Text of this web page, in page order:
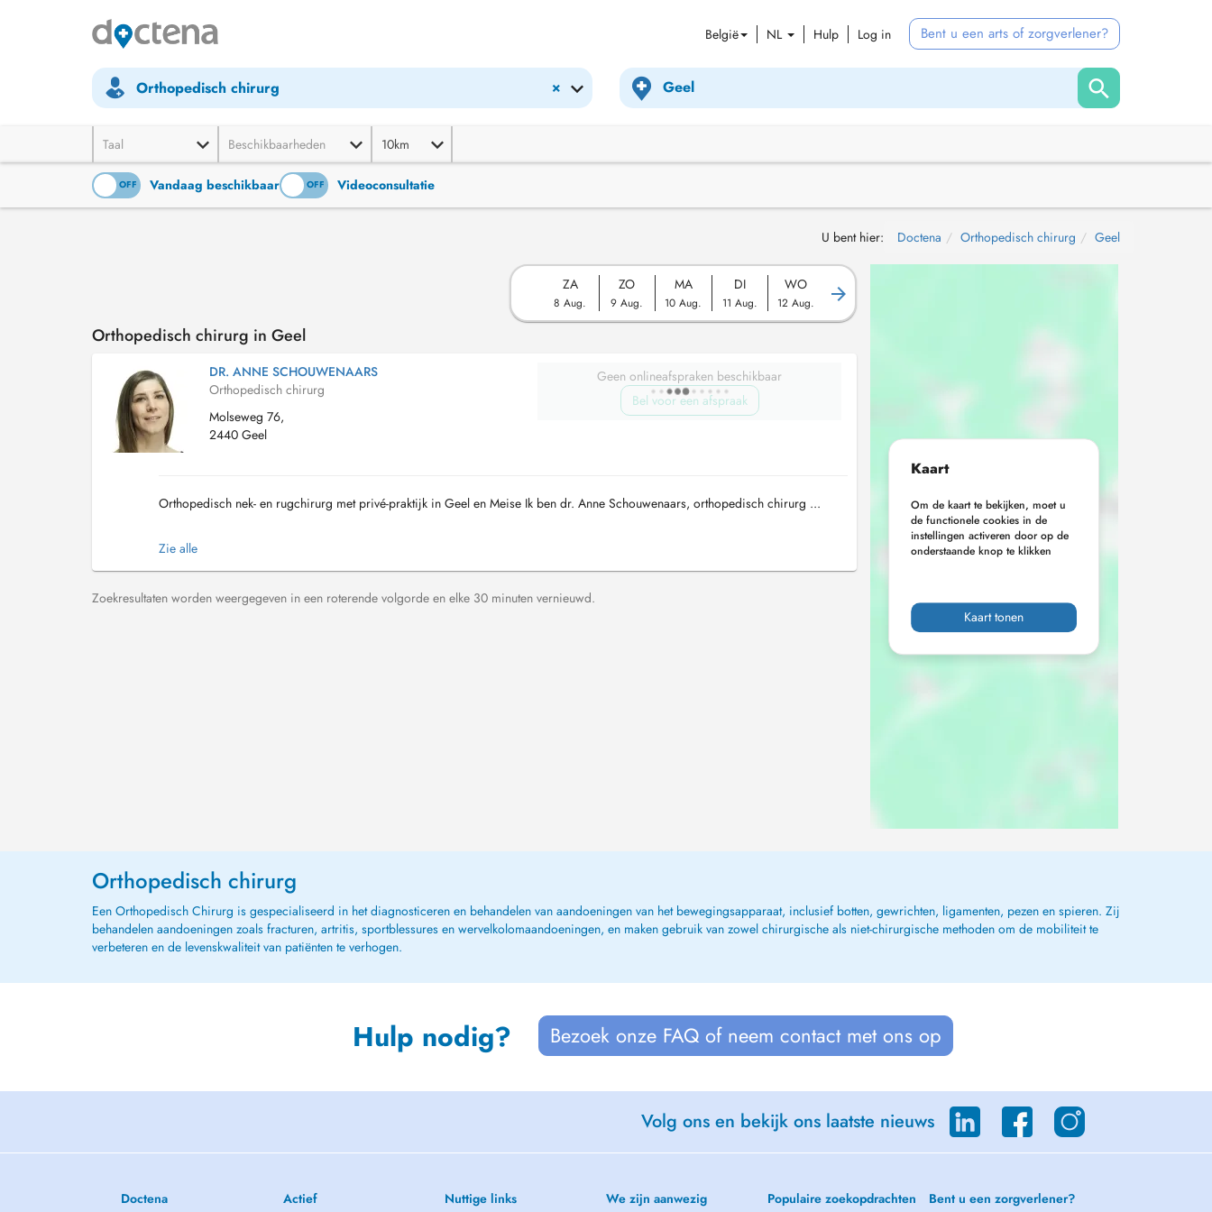
België NL Hulp Log in Bent u een arts of zorgverlener?
×
Orthopedisch chirurg
Taal Beschikbaarheden 10km
OFF Vandaag beschikbaar
ON OFF Videoconsultatie
U bent hier: Doctena Orthopedisch chirurg Geel
ZA
8 Aug.
ZO
9 Aug.
MA
10 Aug.
DI
11 Aug.
WO
12 Aug.
Orthopedisch chirurg in Geel
DR. ANNE SCHOUWENAARS
Orthopedisch chirurg
Molseweg 76,
2440 Geel
Geen onlineafspraken beschikbaar
Bel voor een afspraak
Orthopedisch nek- en rugchirurg met privé-praktijk in Geel en Meise Ik ben dr. Anne Schouwenaars, orthopedisch chirurg ...
Zie alle
Zoekresultaten worden weergegeven in een roterende volgorde en elke 30 minuten vernieuwd.
Kaart
Om de kaart te bekijken, moet u
de functionele cookies in de
instellingen activeren door op de
onderstaande knop te klikken
Kaart tonen
Orthopedisch chirurg
Een Orthopedisch Chirurg is gespecialiseerd in het diagnosticeren en behandelen van aandoeningen van het bewegingsapparaat, inclusief botten, gewrichten, ligamenten, pezen en spieren. Zij
behandelen aandoeningen zoals fracturen, artritis, sportblessures en wervelkolomaandoeningen, en maken gebruik van zowel chirurgische als niet-chirurgische methoden om de mobiliteit te
verbeteren en de levenskwaliteit van patiënten te verhogen.
Hulp nodig? Bezoek onze FAQ of neem contact met ons op
Volg ons en bekijk ons laatste nieuws
Doctena Actief Nuttige links We zijn aanwezig Populaire zoekopdrachten Bent u een zorgverlener?